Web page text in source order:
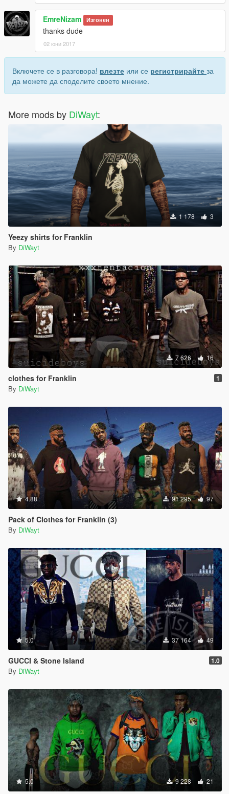
EmreNizam Изгонен
thanks dude
02 юни 2017
Включете се в разговора! влезте или се регистрирайте за
да можете да споделите своето мнение.
More mods by DiWayt:
1 178 3
Yeezy shirts for Franklin
By DiWayt
7 626 16
clothes for Franklin 1
By DiWayt
4.88 91 295 97
Pack of Clothes for Franklin (3)
By DiWayt
5.0 37 164 49
GUCCI & Stone Island 1.0
By DiWayt
5.0 9 228 21